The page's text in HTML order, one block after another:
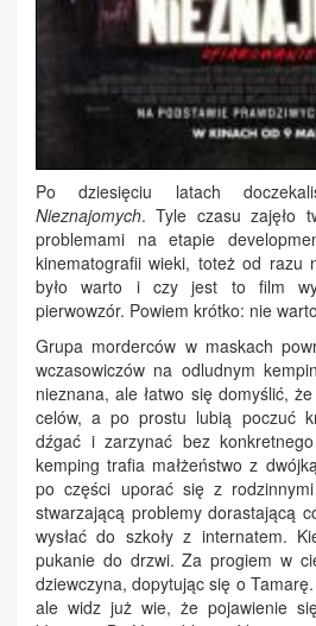
Po dziesięciu latach
Nieznajomych. Tyle czasu zajęło
problemami na etapie
kinematografii wieki, toteż od razu
było warto i czy jest to film
pierwowzór. Powiem krótko: nie
Grupa morderców w maskach
wczasowiczów na odludnym
nieznana, ale łatwo się domyślić,
celów, a po prostu lubią poczuć
dźgać i zarzynać bez
kemping trafia małżeństwo z
po części uporać się z
stwarzającą problemy dorastającą
wysłać do szkoły z internatem.
pukanie do drzwi. Za progiem w
dziewczyna, dopytując się o
ale widz już wie, że pojawienie